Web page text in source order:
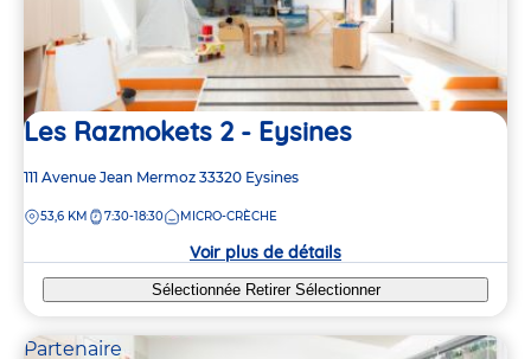
Les Razmokets 2 - Eysines
Adresse
la
111 Avenue Jean Mermoz 33320 Eysines
DISTANCE
53,6 KM 7:30-18:30 MICRO-CRÈCHE
Voir plus de détails
Sélectionnée Retirer Sélectionner
Partenaire